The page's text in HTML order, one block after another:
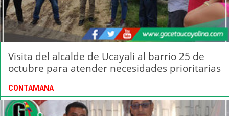
Visita del alcalde de Ucayali al barrio 25 de
octubre para atender necesidades prioritarias
CONTAMANA